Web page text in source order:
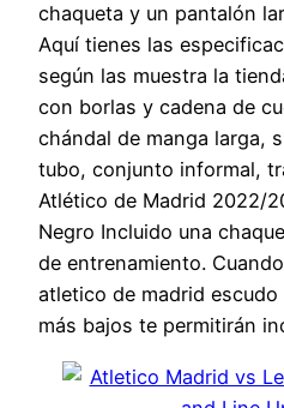
chaqueta y un pantalón
Aquí tienes las
según las muestra la
con borlas y cadena de
chándal de manga larga,
tubo, conjunto informal,
Atlético de Madrid 2022/
Negro Incluido una
de entrenamiento.
atletico de madrid
más bajos te permitirán